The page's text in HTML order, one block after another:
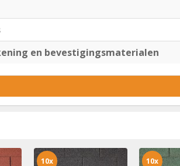
en bevestigingsmaterialen
10x 10x